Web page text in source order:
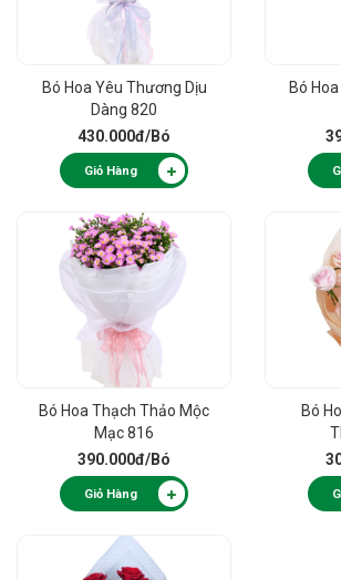
Bó Hoa Yêu Thương Dịu
Dàng 820
430.000đ/Bó
Giỏ Hàng
Bó
Bó Hoa Thạch Thảo Mộc
Mạc 816
390.000đ/Bó
Giỏ Hàng
Bó